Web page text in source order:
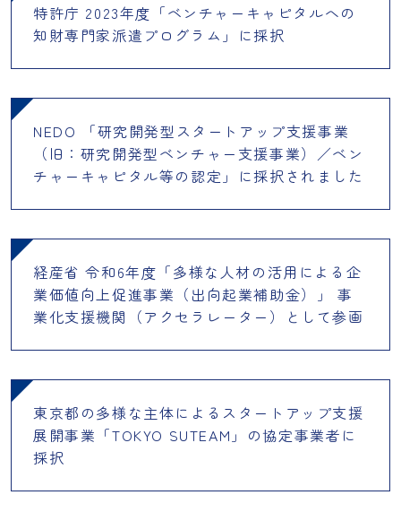
特許庁 2023年度「ベンチャーキャピタルへの
知財専門家派遣プログラム」に採択
NEDO 「研究開発型スタートアップ支援事業
（旧：研究開発型ベンチャー支援事業）／ベン
チャーキャピタル等の認定」に採択されました
経産省 令和6年度「多様な人材の活用による企
業価値向上促進事業（出向起業補助金）」 事
業化支援機関（アクセラレーター）として参画
東京都の多様な主体によるスタートアップ支援
展開事業「TOKYO SUTEAM」の協定事業者に
採択